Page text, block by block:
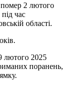
2 лютого
час
області.
лютого 2025
поранень,